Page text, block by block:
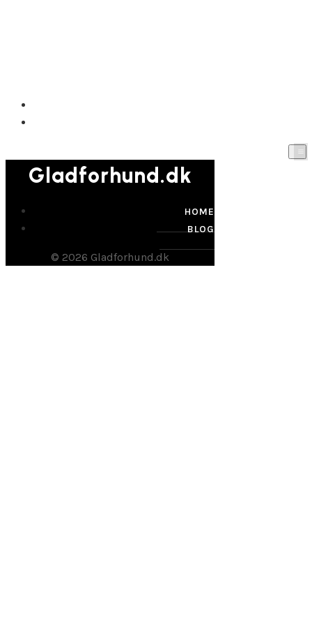
Gladforhund.dk
HOME
BLOG
© 2026 Gladforhund.dk